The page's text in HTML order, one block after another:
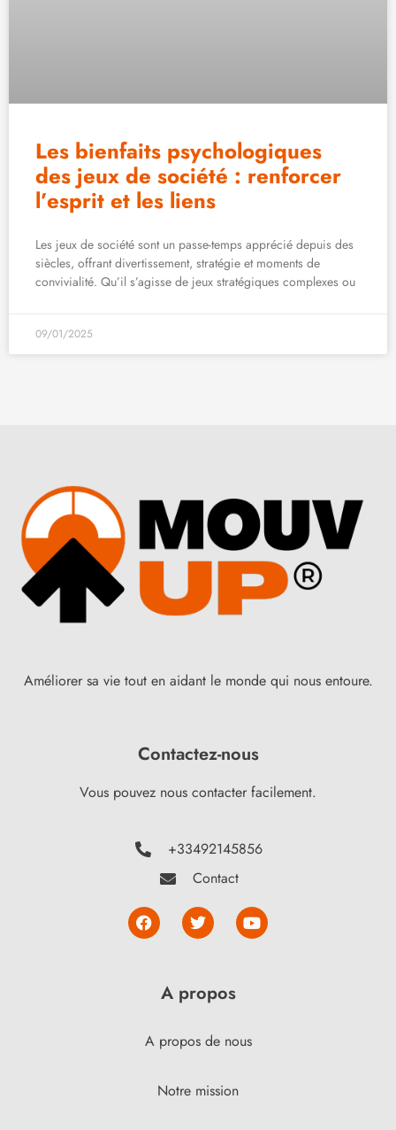
Les bienfaits psychologiques
des jeux de société : renforcer
l’esprit et les liens
Les jeux de société sont un passe-temps apprécié depuis des
siècles, offrant divertissement, stratégie et moments de
convivialité. Qu’il s’agisse de jeux stratégiques complexes ou
09/01/2025
Améliorer sa vie tout en aidant le monde qui nous entoure.
Contactez-nous
Vous pouvez nous contacter facilement.
+33492145856
Contact
A propos
A propos de nous
Notre mission